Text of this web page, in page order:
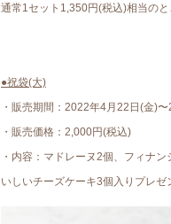
通常1セット1,350円(税込)相当の
●祝袋(大)
・販売期間：2022年4月22日(金)
・販売価格：2,000円(税込)
・内容：マドレーヌ2個、フィナ
いしいチーズケーキ3個入りプレゼ